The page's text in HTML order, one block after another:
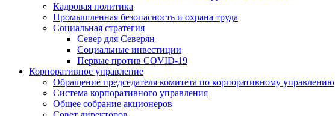
Кадровая политика
Промышленная безопасность и охрана труда
Социальная стратегия
Север для Северян
Социальные инвестиции
Первые против COVID‑19
Корпоративное управление
Обращение председателя комитета по корпоративному управлению
Система корпоративного управления
Общее собрание акционеров